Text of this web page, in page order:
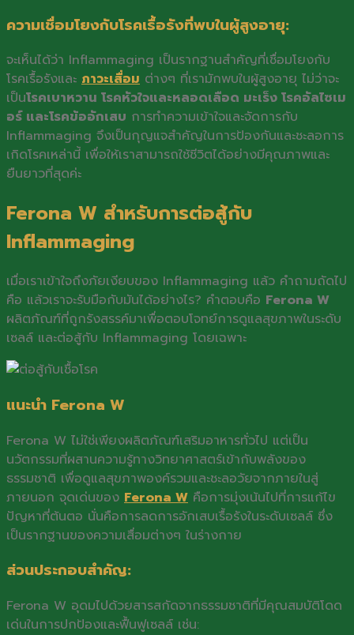
ความเชื่อมโยงกับโรคเรื้อรังที่พบในผู้สูงอายุ:
จะเห็นได้ว่า Inflammaging เป็นรากฐานสำคัญที่เชื่อมโยงกับ
โรคเรื้อรังและ ภาวะเสื่อม ต่างๆ ที่เรามักพบในผู้สูงอายุ ไม่ว่าจะ
เป็นโรคเบาหวาน โรคหัวใจและหลอดเลือด มะเร็ง โรคอัลไซเม
อร์ และโรคข้ออักเสบ การทำความเข้าใจและจัดการกับ
Inflammaging จึงเป็นกุญแจสำคัญในการป้องกันและชะลอการ
เกิดโรคเหล่านี้ เพื่อให้เราสามารถใช้ชีวิตได้อย่างมีคุณภาพและ
ยืนยาวที่สุดค่ะ
Ferona W สำหรับการต่อสู้กับ
Inflammaging
เมื่อเราเข้าใจถึงภัยเงียบของ Inflammaging แล้ว คำถามถัดไป
คือ แล้วเราจะรับมือกับมันได้อย่างไร? คำตอบคือ Ferona W
ผลิตภัณฑ์ที่ถูกรังสรรค์มาเพื่อตอบโจทย์การดูแลสุขภาพในระดับ
เซลล์ และต่อสู้กับ Inflammaging โดยเฉพาะ
แนะนำ Ferona W
Ferona W ไม่ใช่เพียงผลิตภัณฑ์เสริมอาหารทั่วไป แต่เป็น
นวัตกรรมที่ผสานความรู้ทางวิทยาศาสตร์เข้ากับพลังของ
ธรรมชาติ เพื่อดูแลสุขภาพองค์รวมและชะลอวัยจากภายในสู่
ภายนอก จุดเด่นของ Ferona W คือการมุ่งเน้นไปที่การแก้ไข
ปัญหาที่ต้นตอ นั่นคือการลดการอักเสบเรื้อรังในระดับเซลล์ ซึ่ง
เป็นรากฐานของความเสื่อมต่างๆ ในร่างกาย
ส่วนประกอบสำคัญ:
Ferona W อุดมไปด้วยสารสกัดจากธรรมชาติที่มีคุณสมบัติโดด
เด่นในการปกป้องและฟื้นฟูเซลล์ เช่น: